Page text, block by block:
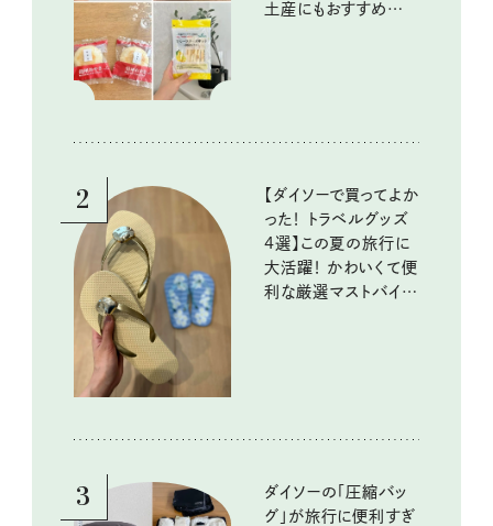
土産にもおすすめのお
2
【ダイソーで買ってよか
った！ トラベルグッズ
4選】この夏の旅行に
大活躍！ かわいくて便
利な厳選マストバイア
3
ダイソーの「圧縮バッ
グ」が旅行に便利すぎ